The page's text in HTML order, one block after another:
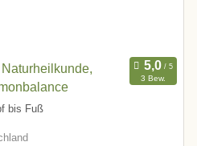
3 Bew.
bis Fuß